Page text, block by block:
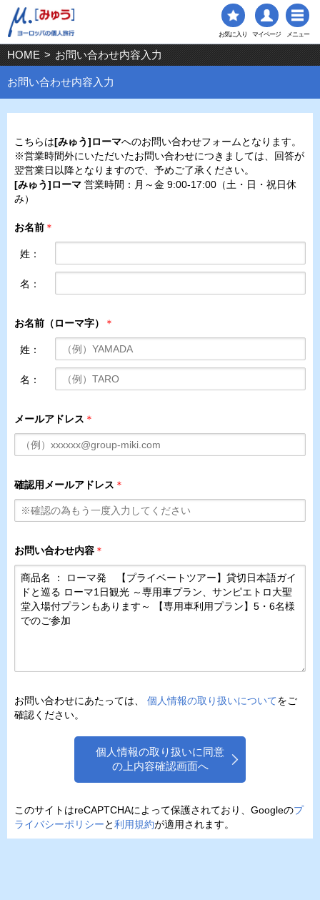
お気に入り マイページ メニュー
HOME > お問い合わせ内容入力
お問い合わせ内容入力
こちらは[みゅう]ローマへのお問い合わせフォームとなります。
※営業時間外にいただいたお問い合わせにつきましては、回答が
翌営業日以降となりますので、予めご了承ください。
[みゅう]ローマ 営業時間：月～金 9:00-17:00（土・日・祝日休
み）
お名前 ＊
姓：
名：
お名前（ローマ字） ＊
姓：
名：
メールアドレス ＊
確認用メールアドレス ＊
お問い合わせ内容 ＊
お問い合わせにあたっては、 個人情報の取り扱いについてをご
確認ください。
個人情報の取り扱いに同意
の上内容確認画面へ
このサイトはreCAPTCHAによって保護されており、Googleのプ
ライバシーポリシーと利用規約が適用されます。